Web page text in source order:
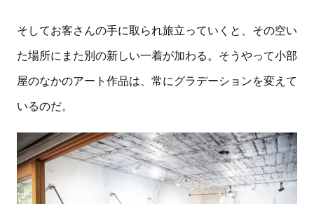
そしてお客さんの手に取られ旅立っていくと、その空い
た場所にまた別の新しい一着が加わる。そうやって小部
屋のなかのアート作品は、常にグラデーションを変えて
いるのだ。